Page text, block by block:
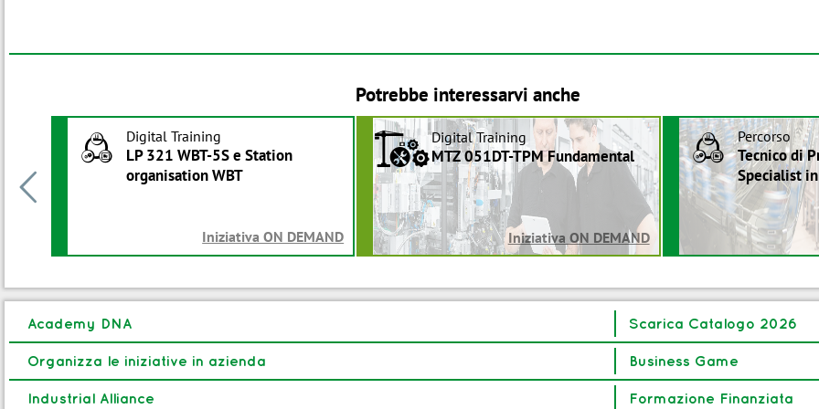
Potrebbe interessarvi anche

B Digital Training
LP 321 WBT-5S e Station
organisation WBT
Iniziativa ON DEMAND
aDigital Training
MTZ 051DT-TPM Fundamental
Iniziativa ON DEMAND
B Percorso
Tecnico di
Specialist in
Academy DNA Scarica Catalogo 2026
Organizza le iniziative in azienda Business Game
Industrial Alliance Formazione Finanziata